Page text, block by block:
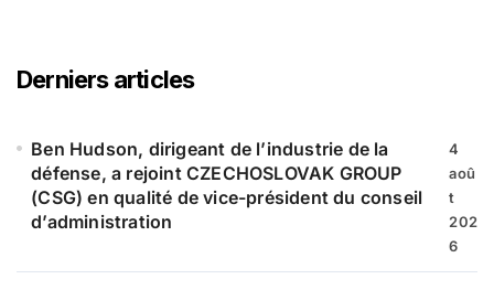
r
c
e
Derniers articles
Ben Hudson, dirigeant de l’industrie de la
défense, a rejoint CZECHOSLOVAK GROUP
(CSG) en qualité de vice-président du conseil
d’administration
4
aoû
t
202
6